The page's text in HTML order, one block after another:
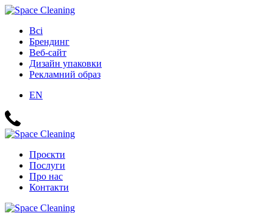
Всі
Брендинг
Веб-сайт
Дизайн упаковки
Рекламний образ
EN
Проєкти
Послуги
Про нас
Контакти